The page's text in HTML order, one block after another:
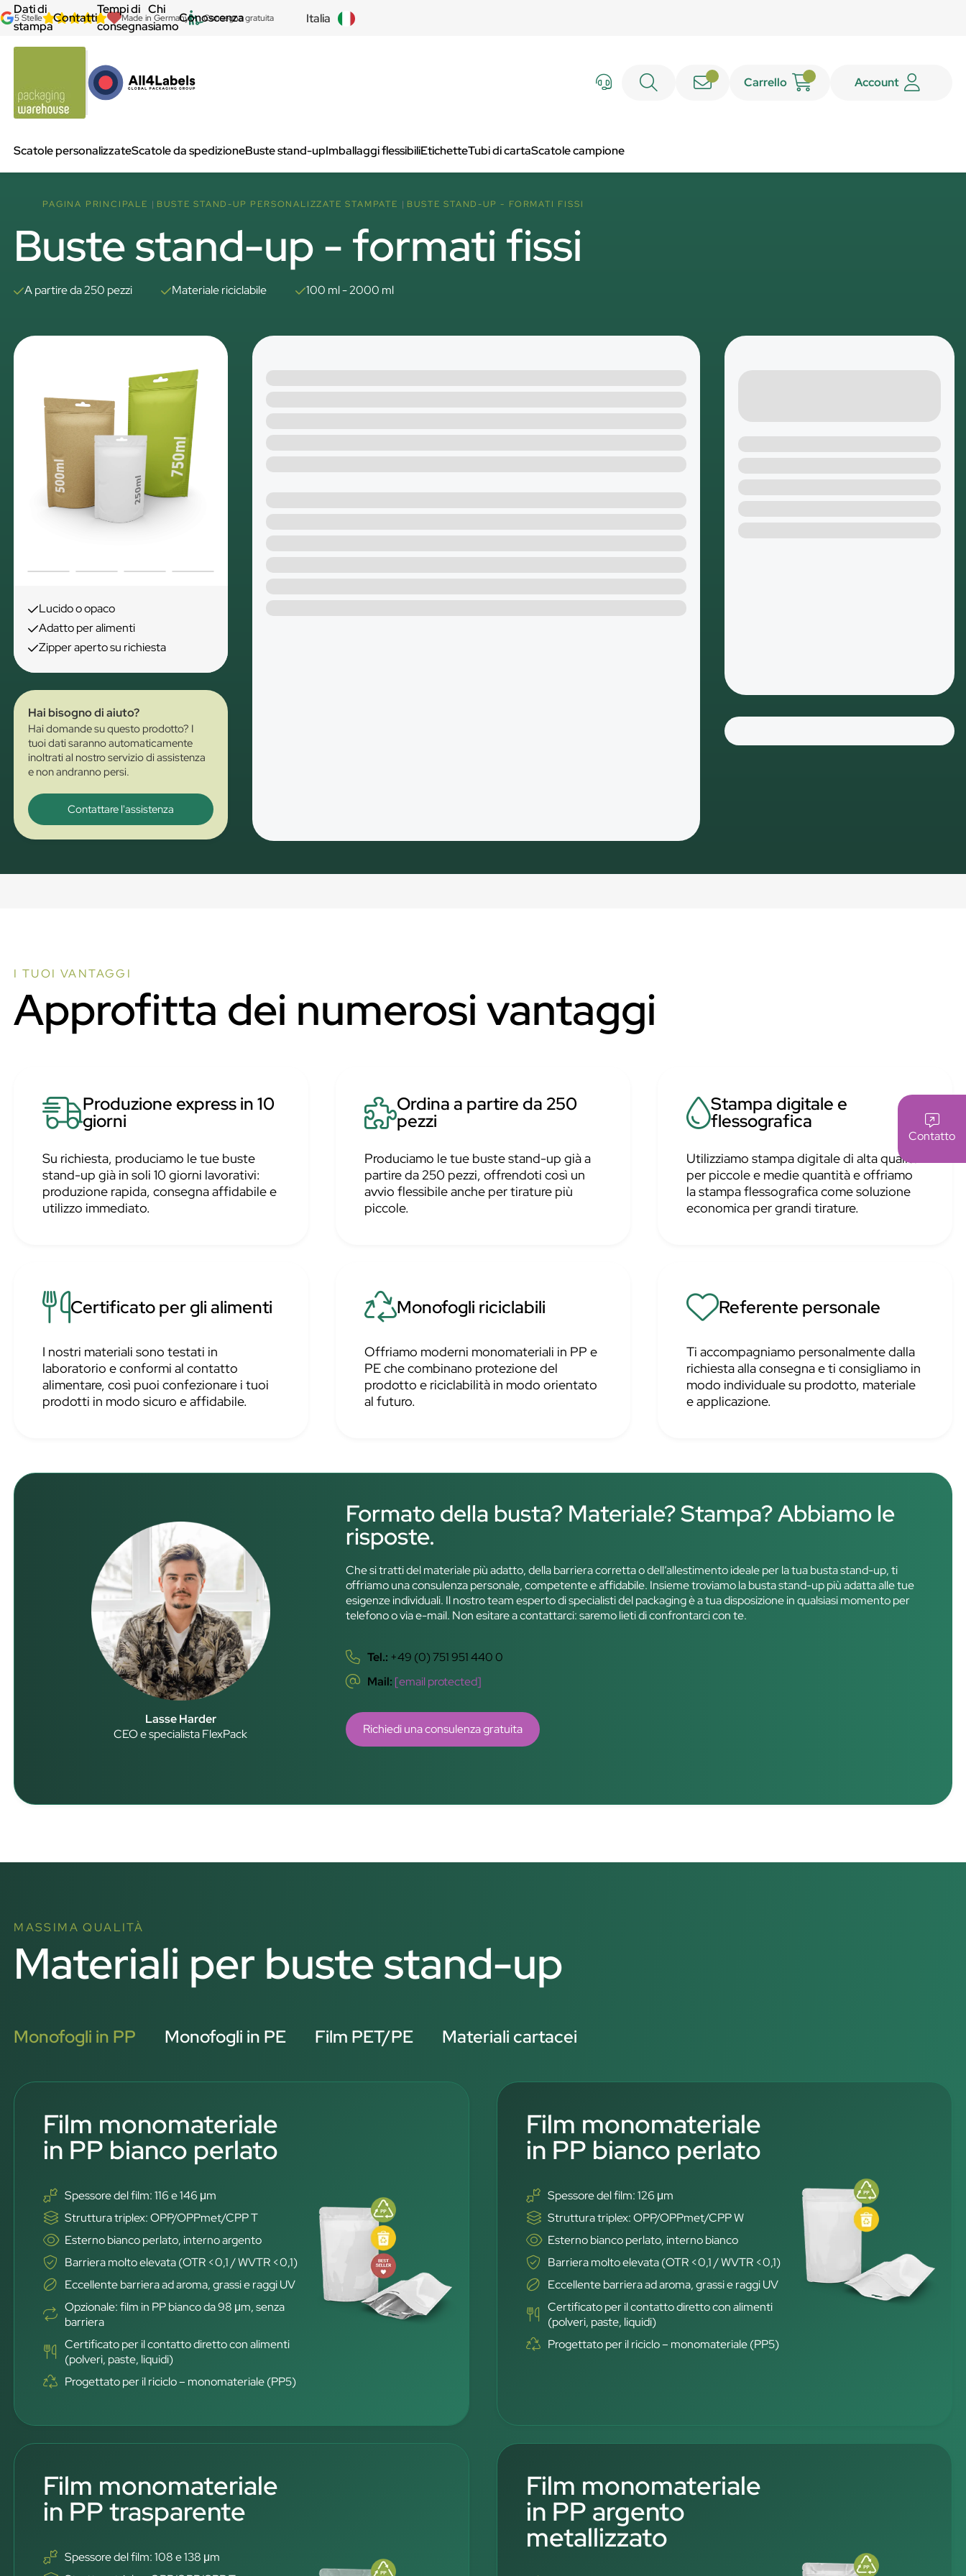
5 Stelle Made in Germany Consegna gratuita Italia
Carrello Account
Scatole personalizzateScatole da spedizioneBuste stand-upImballaggi flessibiliEtichetteTubi di cartaScatole campione
Dati di
stampa
Contatti
Tempi di
consegna
Chi
siamo
Conoscenza
Contatto
PAGINA PRINCIPALE BUSTE STAND-UP PERSONALIZZATE STAMPATE BUSTE STAND-UP - FORMATI FISSI
Buste stand-up - formati fissi
A partire da 250 pezzi Materiale riciclabile 100 ml - 2000 ml
Lucido o opaco
Adatto per alimenti
Zipper aperto su richiesta
Hai bisogno di aiuto?
Hai domande su questo prodotto? I
tuoi dati saranno automaticamente
inoltrati al nostro servizio di assistenza
e non andranno persi.
Contattare l'assistenza
I TUOI VANTAGGI
Approfitta dei numerosi vantaggi
Produzione express in 10
giorni
Su richiesta, produciamo le tue buste
stand-up già in soli 10 giorni lavorativi:
produzione rapida, consegna affidabile e
utilizzo immediato.
Ordina a partire da 250
pezzi
Produciamo le tue buste stand-up già a
partire da 250 pezzi, offrendoti così un
avvio flessibile anche per tirature più
piccole.
Stampa digitale e
flessografica
Utilizziamo stampa digitale di alta qualità
per piccole e medie quantità e offriamo
la stampa flessografica come soluzione
economica per grandi tirature.
Certificato per gli alimenti
I nostri materiali sono testati in
laboratorio e conformi al contatto
alimentare, così puoi confezionare i tuoi
prodotti in modo sicuro e affidabile.
Monofogli riciclabili
Offriamo moderni monomateriali in PP e
PE che combinano protezione del
prodotto e riciclabilità in modo orientato
al futuro.
Referente personale
Ti accompagniamo personalmente dalla
richiesta alla consegna e ti consigliamo in
modo individuale su prodotto, materiale
e applicazione.
Lasse Harder
CEO e specialista FlexPack
Formato della busta? Materiale? Stampa? Abbiamo le
risposte.
Che si tratti del materiale più adatto, della barriera corretta o dell’allestimento ideale per la tua busta stand-up, ti
offriamo una consulenza personale, competente e affidabile. Insieme troviamo la busta stand-up più adatta alle tue
esigenze individuali. Il nostro team esperto di specialisti del packaging è a tua disposizione in qualsiasi momento per
telefono o via e-mail. Non esitare a contattarci: saremo lieti di confrontarci con te.
Tel.: +49 (0) 751 951 440 0
Mail: [email protected]
Richiedi una consulenza gratuita
MASSIMA QUALITÀ
Materiali per buste stand-up
Monofogli in PP Monofogli in PE Film PET/PE Materiali cartacei
Film monomateriale
in PP bianco perlato
Spessore del film: 116 e 146 μm
Struttura triplex: OPP/OPPmet/CPP T
Esterno bianco perlato, interno argento
Barriera molto elevata (OTR <0,1 / WVTR <0,1)
Eccellente barriera ad aroma, grassi e raggi UV
Opzionale: film in PP bianco da 98 μm, senza
barriera
Certificato per il contatto diretto con alimenti
(polveri, paste, liquidi)
Progettato per il riciclo – monomateriale (PP5)
Film monomateriale
in PP bianco perlato
Spessore del film: 126 μm
Struttura triplex: OPP/OPPmet/CPP W
Esterno bianco perlato, interno bianco
Barriera molto elevata (OTR <0,1 / WVTR <0,1)
Eccellente barriera ad aroma, grassi e raggi UV
Certificato per il contatto diretto con alimenti
(polveri, paste, liquidi)
Progettato per il riciclo – monomateriale (PP5)
Film monomateriale
in PP trasparente
Spessore del film: 108 e 138 μm
Film monomateriale
in PP argento
metallizzato